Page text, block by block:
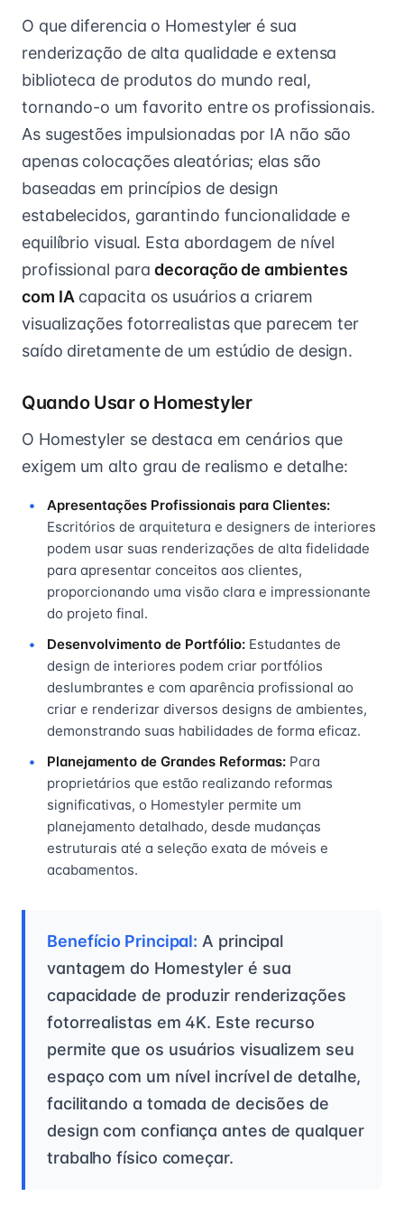
O que diferencia o Homestyler é sua
renderização de alta qualidade e extensa
biblioteca de produtos do mundo real,
tornando-o um favorito entre os profissionais.
As sugestões impulsionadas por IA não são
apenas colocações aleatórias; elas são
baseadas em princípios de design
estabelecidos, garantindo funcionalidade e
equilíbrio visual. Esta abordagem de nível
profissional paradecoração de ambientes
com IA capacita os usuários a criarem
visualizações fotorrealistas que parecem ter
saído diretamente de um estúdio de design.
Quando Usar o Homestyler
O Homestyler se destaca em cenários que
exigem um alto grau de realismo e detalhe:
Apresentações Profissionais para Clientes:
Escritórios de arquitetura e designers de interiores
podem usar suas renderizações de alta fidelidade
para apresentar conceitos aos clientes,
proporcionando uma visão clara e impressionante
do projeto final.
Desenvolvimento de Portfólio: Estudantes de
design de interiores podem criar portfólios
deslumbrantes e com aparência profissional ao
criar e renderizar diversos designs de ambientes,
demonstrando suas habilidades de forma eficaz.
Planejamento de Grandes Reformas: Para
proprietários que estão realizando reformas
significativas, o Homestyler permite um
planejamento detalhado, desde mudanças
estruturais até a seleção exata de móveis e
acabamentos.
Benefício Principal: A principal
vantagem do Homestyler é sua
capacidade de produzir renderizações
fotorrealistas em 4K. Este recurso
permite que os usuários visualizem seu
espaço com um nível incrível de detalhe,
facilitando a tomada de decisões de
design com confiança antes de qualquer
trabalho físico começar.